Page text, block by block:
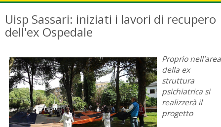
Uisp Sassari: iniziati i lavori di recupero
dell'ex Ospedale
Proprio nell'area
della ex
struttura
psichiatrica si
realizzerà il
progetto